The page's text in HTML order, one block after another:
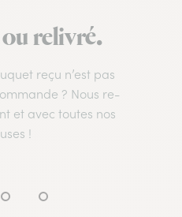
relivré.
reçu n’est pas
? Nous re-
et avec toutes nos
!